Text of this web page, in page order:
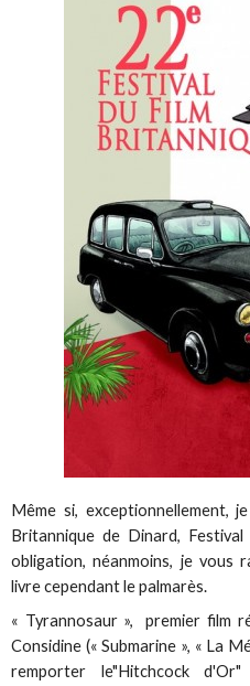
Même si, exceptionnellement,
Britannique de Dinard,
obligation, néanmoins, je vous
livre cependant le palmarès.
« Tyrannosaur », premier film
Considine (« Submarine », « La
remporter le"Hitchcock